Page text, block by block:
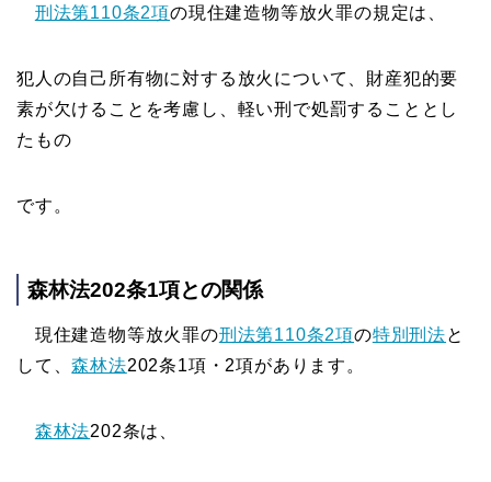
刑法第110条2項の現住建造物等放火罪の規定は、
犯人の自己所有物に対する放火について、財産犯的要
素が欠けることを考慮し、軽い刑で処罰することとし
たもの
です。
森林法202条1項との関係
現住建造物等放火罪の刑法第110条2項の特別刑法と
して、森林法202条1項・2項があります。
森林法202条は、